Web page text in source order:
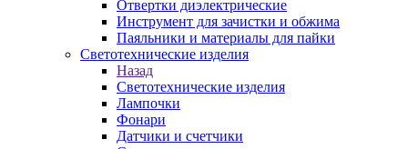
Отвертки диэлектрические
Инструмент для зачистки и обжима
Паяльники и материалы для пайки
Светотехнические изделия
Назад
Светотехнические изделия
Лампочки
Фонари
Датчики и счетчики